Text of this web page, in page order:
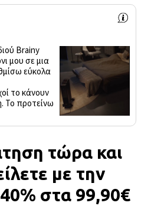
Brainy
μου σε μια
εύκολα
το κάνουν
Το προτείνω
τώρα και
με την
στα 99,90€